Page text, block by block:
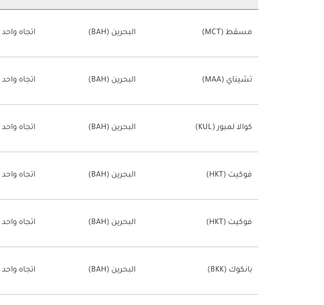
مسقط (MCT) البحرين (BAH) اتجاه واحد
تشيناي (MAA) البحرين (BAH) اتجاه واحد
كوالا لمبور (KUL) البحرين (BAH) اتجاه واحد
فوكيت (HKT) البحرين (BAH) اتجاه واحد
فوكيت (HKT) البحرين (BAH) اتجاه واحد
بانكوك (BKK) البحرين (BAH) اتجاه واحد